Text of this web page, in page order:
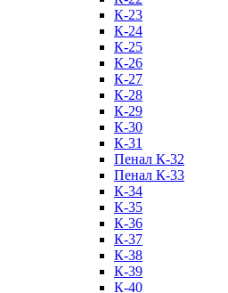
К-23
К-24
К-25
К-26
К-27
К-28
К-29
К-30
К-31
Пенал К-32
Пенал К-33
К-34
К-35
К-36
К-37
К-38
К-39
К-40